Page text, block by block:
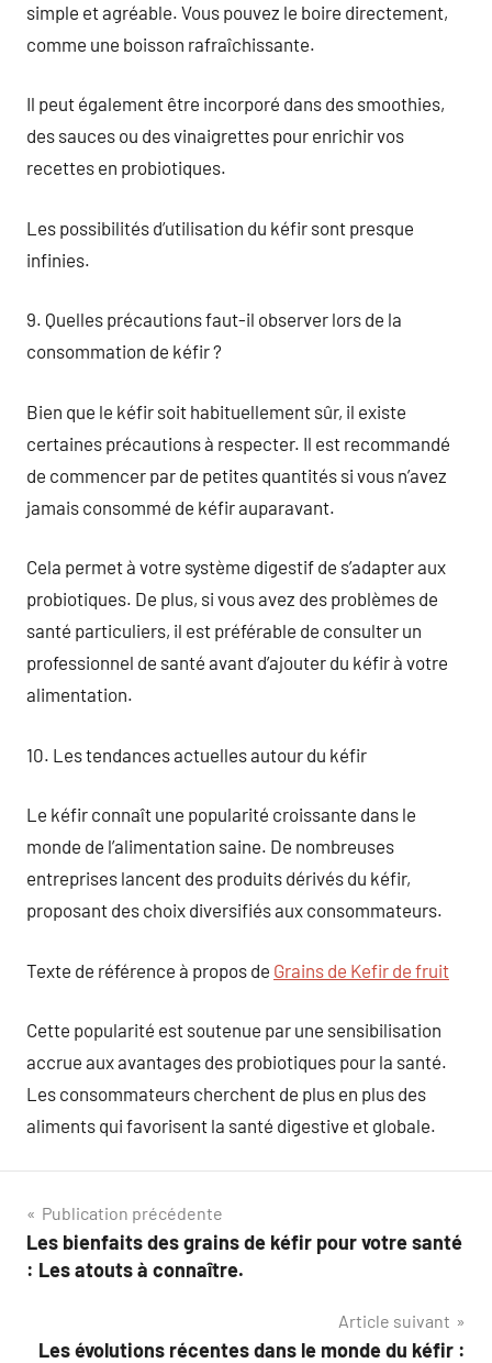
simple et agréable. Vous pouvez le boire directement,
comme une boisson rafraîchissante.
Il peut également être incorporé dans des smoothies,
des sauces ou des vinaigrettes pour enrichir vos
recettes en probiotiques.
Les possibilités d’utilisation du kéfir sont presque
infinies.
9. Quelles précautions faut-il observer lors de la
consommation de kéfir ?
Bien que le kéfir soit habituellement sûr, il existe
certaines précautions à respecter. Il est recommandé
de commencer par de petites quantités si vous n’avez
jamais consommé de kéfir auparavant.
Cela permet à votre système digestif de s’adapter aux
probiotiques. De plus, si vous avez des problèmes de
santé particuliers, il est préférable de consulter un
professionnel de santé avant d’ajouter du kéfir à votre
alimentation.
10. Les tendances actuelles autour du kéfir
Le kéfir connaît une popularité croissante dans le
monde de l’alimentation saine. De nombreuses
entreprises lancent des produits dérivés du kéfir,
proposant des choix diversifiés aux consommateurs.
Texte de référence à propos de Grains de Kefir de fruit
Cette popularité est soutenue par une sensibilisation
accrue aux avantages des probiotiques pour la santé.
Les consommateurs cherchent de plus en plus des
aliments qui favorisent la santé digestive et globale.
Navigation
de
Publication précédente
Les bienfaits des grains de kéfir pour votre santé
: Les atouts à connaître.
Article suivant
Les évolutions récentes dans le monde du kéfir :